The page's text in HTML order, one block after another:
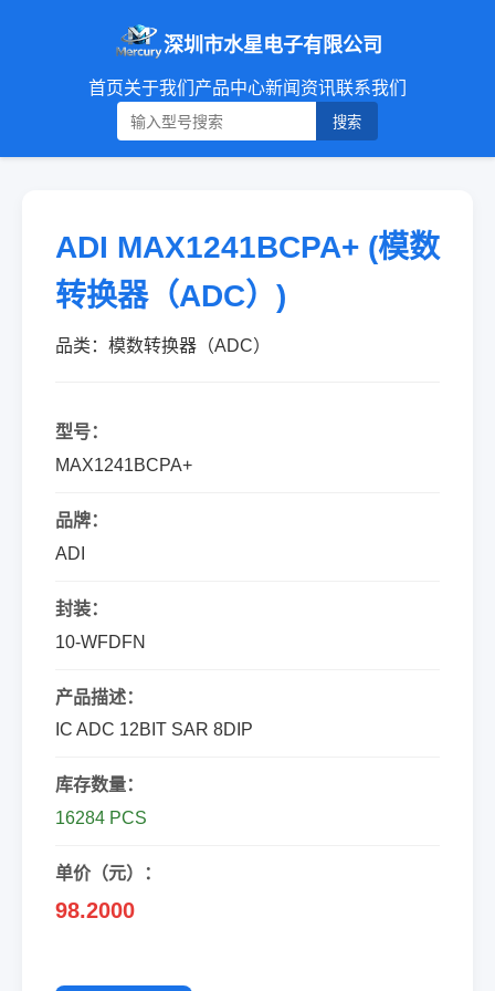
深圳市水星电子有限公司
首页关于我们 产品中心新闻资讯联系我们
搜索
ADI MAX1241BCPA+ (模数
转换器（ADC）)
品类：模数转换器（ADC）
型号：
MAX1241BCPA+
品牌：
ADI
封装：
10-WFDFN
产品描述：
IC ADC 12BIT SAR 8DIP
库存数量：
16284 PCS
单价（元）：
98.2000